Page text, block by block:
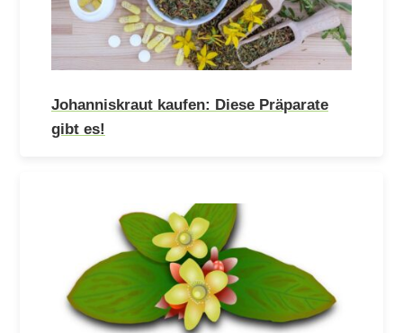
Johanniskraut kaufen: Diese Präparate
gibt es!